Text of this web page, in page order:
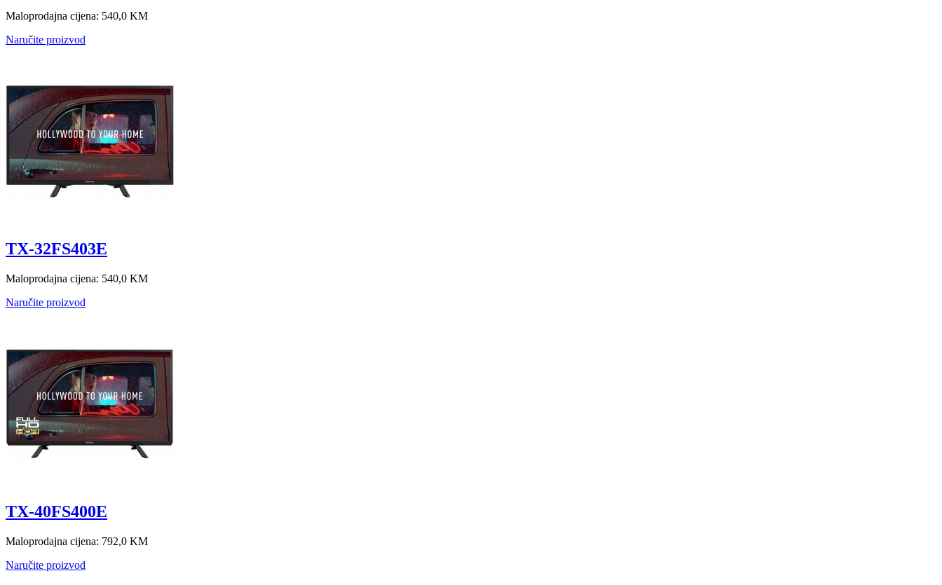
Maloprodajna cijena: 540,0 KM
Naručite proizvod
TX-32FS403E
Maloprodajna cijena: 540,0 KM
Naručite proizvod
TX-40FS400E
Maloprodajna cijena: 792,0 KM
Naručite proizvod